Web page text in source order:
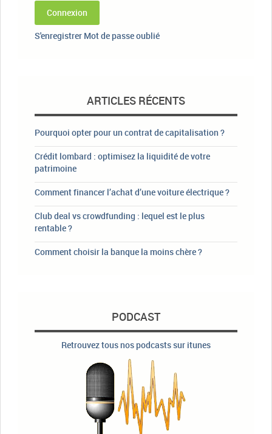
Connexion
S'enregistrer Mot de passe oublié
ARTICLES RÉCENTS
Pourquoi opter pour un contrat de capitalisation ?
Crédit lombard : optimisez la liquidité de votre
patrimoine
Comment financer l’achat d’une voiture électrique ?
Club deal vs crowdfunding : lequel est le plus
rentable ?
Comment choisir la banque la moins chère ?
PODCAST
Retrouvez tous nos podcasts sur itunes